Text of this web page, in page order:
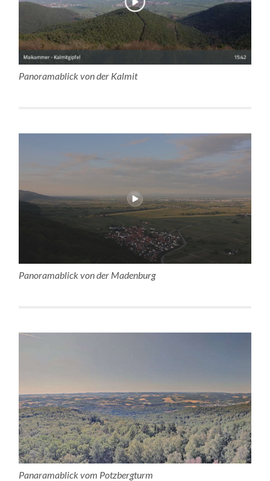
Panoramablick von der Kalmit
Panoramablick von der Madenburg
Panaramablick vom Potzbergturm